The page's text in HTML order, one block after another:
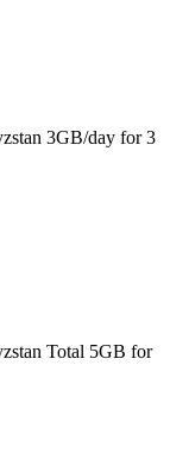
3GB/day for 3
Total 5GB for